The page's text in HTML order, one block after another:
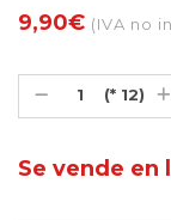
9,90€ (IVA no
(* 12)
Se vende en